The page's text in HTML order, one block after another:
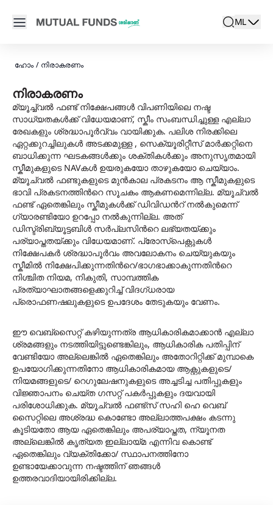
Open main menu
search
Locale
ML
active
ഹോം / നിരാകരണം
നിരാകരണം
മ്യൂച്ച്വൽ ഫണ്ട് നിക്ഷേപങ്ങൾ വിപണിയിലെ നഷ്ട
സാധ്യതകൾക്ക് വിധേയമാണ്, സ്കീം സംബന്ധിച്ചുള്ള എല്ലാ
രേഖകളും ശ്രദ്ധാപൂർവ്വം വായിക്കുക. പലിശ നിരക്കിലെ
ഏറ്റക്കുറച്ചിലുകൾ അടക്കമുള്ള , സെക്യൂരിറ്റീസ് മാർക്കറ്റിനെ
ബാധിക്കുന്ന ഘടകങ്ങള്‍ക്കും ശക്തികള്‍ക്കും അനുസൃതമായി
സ്കീമുകളുടെ NAVകൾ ഉയരുകയോ താഴുകയോ ചെയ്യാം.
മ്യൂച്വൽ ഫണ്ടുകളുടെ മുൻകാല പ്രകടനം ആ സ്കീമുകളുടെ
ഭാവി പ്രകടനത്തിന്‍റെ സൂചകം ആകണമെന്നില്ല. മ്യൂച്വൽ
ഫണ്ട് ഏതെങ്കിലും സ്കീമുകൾക്ക് ഡിവിഡന്‍റ് നൽകുമെന്ന്
ഗ്യാരണ്ടിയോ ഉറപ്പോ നൽകുന്നില്ല. അത്
ഡിസ്ട്രിബ്യൂട്ടബിള്‍ സര്‍പ്ലസിന്‍റെ ലഭ്യതയ്ക്കും
പര്യാപ്തതയ്ക്കും വിധേയമാണ്. പ്രോസ്പെക്റ്റുകള്‍
നിക്ഷേപകര്‍ ശ്രദ്ധാപൂർവം അവലോകനം ചെയ്യുകയും
സ്കീമില്‍ നിക്ഷേപിക്കുന്നതിന്‍റെ/ഭാഗഭാക്കാകുന്നതിന്‍റെ
നിശ്ചിത നിയമ, നികുതി, സാമ്പത്തിക
പ്രത്യാഘാതങ്ങളെക്കുറിച്ച് വിദഗ്ധരായ
പ്രൊഫണഷലുകളുടെ ഉപദേശം തേടുകയും വേണം.
ഈ വെബ്‌സൈറ്റ് കഴിയുന്നത്ര ആധികാരികമാക്കാൻ എല്ലാ
ശ്രമങ്ങളും നടത്തിയിട്ടുണ്ടെങ്കിലും, ആധികാരിക പതിപ്പിന്
വേണ്ടിയോ അല്ലെങ്കില്‍ ഏതെങ്കിലും അതോറിറ്റിക്ക് മുമ്പാകെ
ഉപയോഗിക്കുന്നതിനോ ആധികാരികമായ ആക്റ്റുകളുടെ/
നിയമങ്ങളുടെ/ റെഗുലേഷനുകളുടെ അച്ചടിച്ച പതിപ്പുകളും
വിജ്ഞാപനം ചെയ്ത ഗസറ്റ് പകര്‍പ്പുകളും ദയവായി
പരിശോധിക്കുക. മ്യൂച്വൽ ഫണ്ട്സ് സഹി ഹെ വെബ്
സൈറ്റിലെ അശ്രദ്ധ കൊണ്ടോ അല്ലാത്തപക്ഷം കടന്നു
കൂടിയതോ ആയ ഏതെങ്കിലും അപര്യാപ്തത, ന്യൂനത
അല്ലെങ്കില്‍ കൃത്യത ഇല്ലായ്മ എന്നിവ കൊണ്ട്
ഏതെങ്കിലും വ്യക്തിക്കോ/ സ്ഥാപനത്തിനോ
ഉണ്ടായേക്കാവുന്ന നഷ്ടത്തിന് ഞങ്ങൾ
ഉത്തരവാദിയായിരിക്കില്ല.